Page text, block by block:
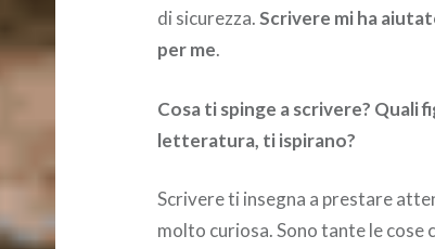
di sicurezza.Scrivere mi ha
per me.
Cosa ti spinge a scrivere? Quali
letteratura, ti ispirano?
Scrivere ti insegna a prestare
molto curiosa. Sono tante le cose